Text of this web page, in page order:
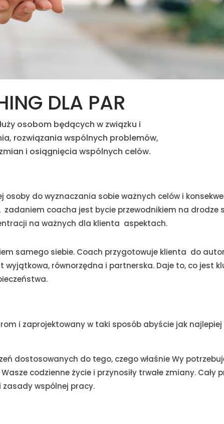
DLA PAR
osobom będących w związku i
rozwiązania wspólnych problemów,
i osiągnięcia wspólnych celów.
do wyznaczania sobie ważnych celów i
coacha jest bycie przewodnikiem na drodze
na ważnych dla klienta aspektach.
samego siebie. Coach przygotowuje klienta do
wyjątkowa, równorzędna i partnerska. Daje to, co jest
i zaprojektowany w taki sposób abyście jak najlepiej
dostosowanych do tego, czego właśnie Wy
codzienne życie i przynosiły trwałe zmiany. Cały
wspólnej pracy.